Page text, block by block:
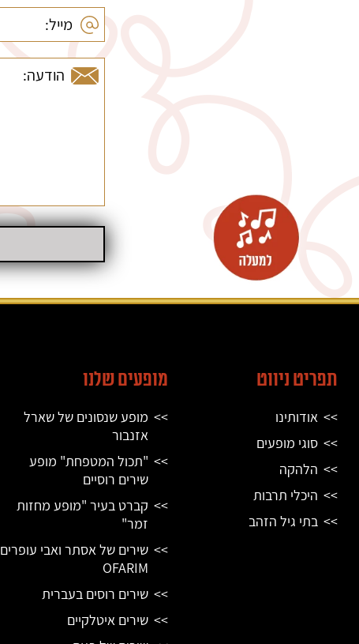
תפריט ניווט
אודותינו
סוגי מופעים
הלהקה
היכלי תרבות
בתי גיל הזהב
מופעים שלנו
מופע שנסונים של שארל
אזנבור
"תכול המטפחת" מופע
שירים רוסיים
קברט בעיר "מופע מחזות
זמר"
שירים של אסתר ואבי עופרים
OFARIM
שירים רוסים בעברית
שירים איטלקיים